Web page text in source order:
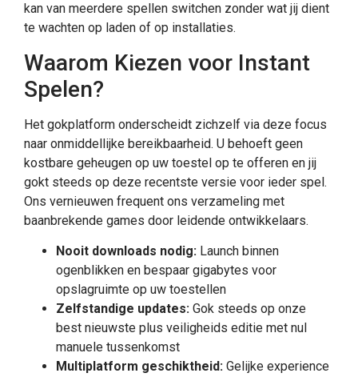
kan van meerdere spellen switchen zonder wat jij dient
te wachten op laden of op installaties.
Waarom Kiezen voor Instant
Spelen?
Het gokplatform onderscheidt zichzelf via deze focus
naar onmiddellijke bereikbaarheid. U behoeft geen
kostbare geheugen op uw toestel op te offeren en jij
gokt steeds op deze recentste versie voor ieder spel.
Ons vernieuwen frequent ons verzameling met
baanbrekende games door leidende ontwikkelaars.
Nooit downloads nodig: Launch binnen
ogenblikken en bespaar gigabytes voor
opslagruimte op uw toestellen
Zelfstandige updates: Gok steeds op onze
best nieuwste plus veiligheids editie met nul
manuele tussenkomst
Multiplatform geschiktheid: Gelijke experience